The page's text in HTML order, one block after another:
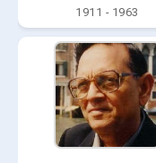
1911 - 1963